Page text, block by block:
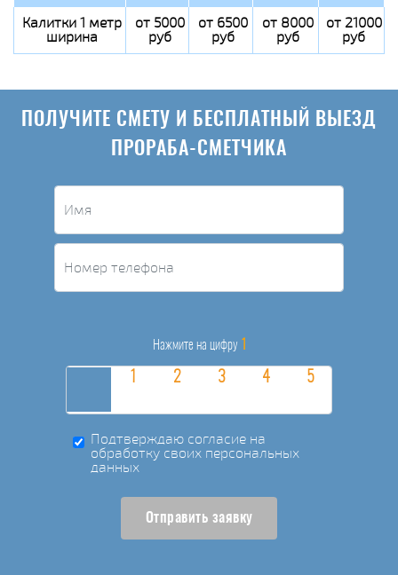
Калитки 1 метр
ширина
от 5000
руб
от 6500
руб
от 8000
руб
от 21000
руб
ПОЛУЧИТЕ СМЕТУ И БЕСПЛАТНЫЙ ВЫЕЗД
ПРОРАБА-СМЕТЧИКА
Нажмите на цифру 1
Подтверждаю согласие на
обработку своих персональных
данных
Отправить заявку